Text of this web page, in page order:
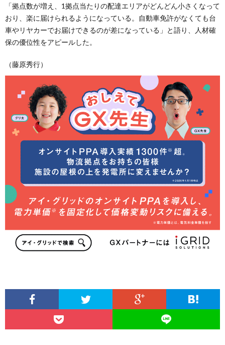
「拠点数が増え、1拠点当たりの配達エリアがどんどん小さくなって
おり、楽に届けられるようになっている。自動車免許がなくても台
車やリヤカーでお届けできるのが差になっている」と語り、人材確
保の優位性をアピールした。
（藤原秀行）